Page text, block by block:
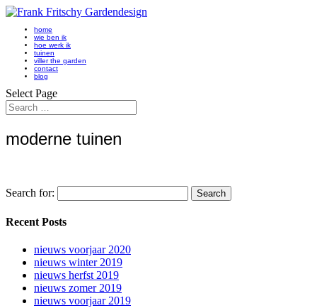
home
wie ben ik
hoe werk ik
tuinen
viller the garden
contact
blog
Select Page
moderne tuinen
Search for:
Recent Posts
nieuws voorjaar 2020
nieuws winter 2019
nieuws herfst 2019
nieuws zomer 2019
nieuws voorjaar 2019